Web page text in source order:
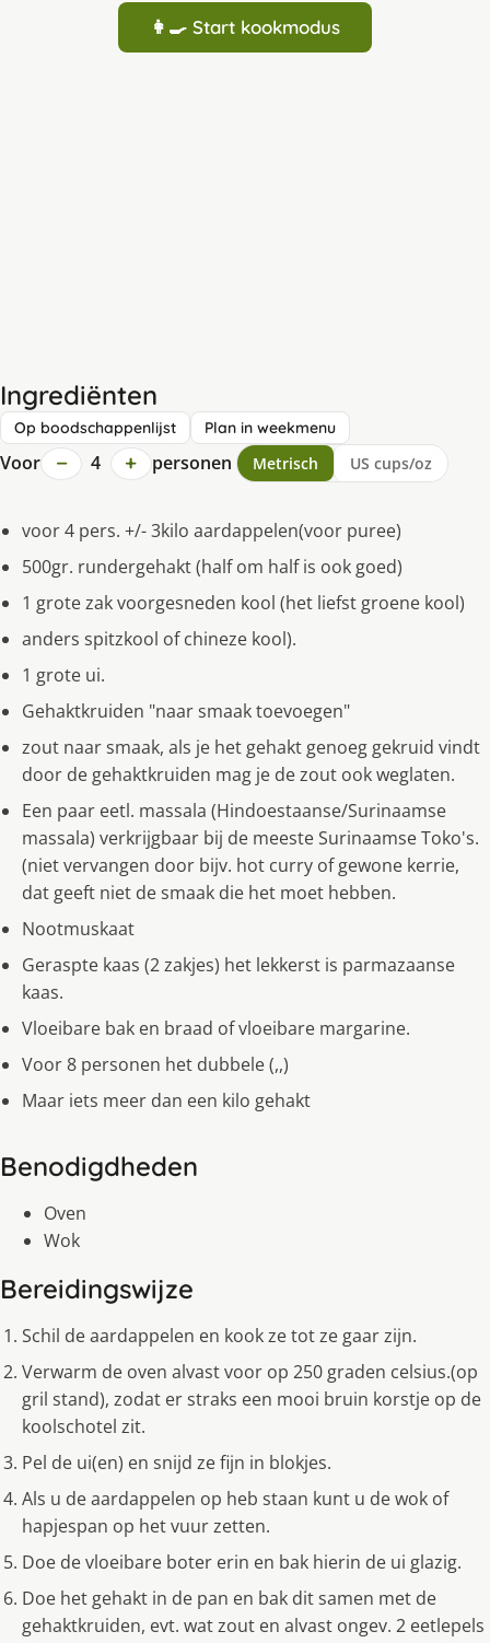
👩‍🍳 Start kookmodus
Ingrediënten
Op boodschappenlijst Plan in weekmenu
Voor − 4 + personen Metrisch US cups/oz
voor 4 pers. +/- 3kilo aardappelen(voor puree)
500gr. rundergehakt (half om half is ook goed)
1 grote zak voorgesneden kool (het liefst groene kool)
anders spitzkool of chineze kool).
1 grote ui.
Gehaktkruiden "naar smaak toevoegen"
zout naar smaak, als je het gehakt genoeg gekruid vindt
door de gehaktkruiden mag je de zout ook weglaten.
Een paar eetl. massala (Hindoestaanse/Surinaamse
massala) verkrijgbaar bij de meeste Surinaamse Toko's.
(niet vervangen door bijv. hot curry of gewone kerrie,
dat geeft niet de smaak die het moet hebben.
Nootmuskaat
Geraspte kaas (2 zakjes) het lekkerst is parmazaanse
kaas.
Vloeibare bak en braad of vloeibare margarine.
Voor 8 personen het dubbele (,,)
Maar iets meer dan een kilo gehakt
Benodigdheden
Oven
Wok
Bereidingswijze
Schil de aardappelen en kook ze tot ze gaar zijn.
Verwarm de oven alvast voor op 250 graden celsius.(op
gril stand), zodat er straks een mooi bruin korstje op de
koolschotel zit.
Pel de ui(en) en snijd ze fijn in blokjes.
Als u de aardappelen op heb staan kunt u de wok of
hapjespan op het vuur zetten.
Doe de vloeibare boter erin en bak hierin de ui glazig.
Doe het gehakt in de pan en bak dit samen met de
gehaktkruiden, evt. wat zout en alvast ongev. 2 eetlepels